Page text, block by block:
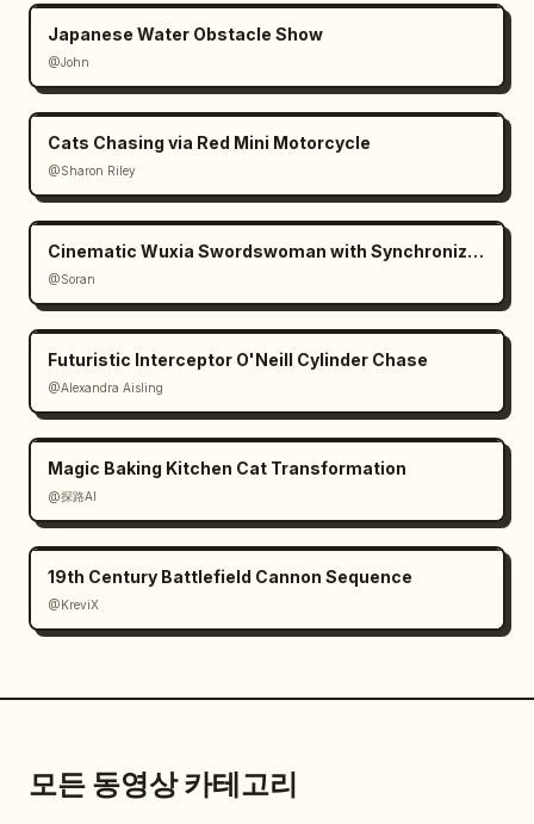
Japanese Water Obstacle Show
@John
Cats Chasing via Red Mini Motorcycle
@Sharon Riley
Cinematic Wuxia Swordswoman with Synchronized Echoes
@Soran
Futuristic Interceptor O'Neill Cylinder Chase
@Alexandra Aisling
Magic Baking Kitchen Cat Transformation
@探路AI
19th Century Battlefield Cannon Sequence
@KreviX
모든 동영상 카테고리